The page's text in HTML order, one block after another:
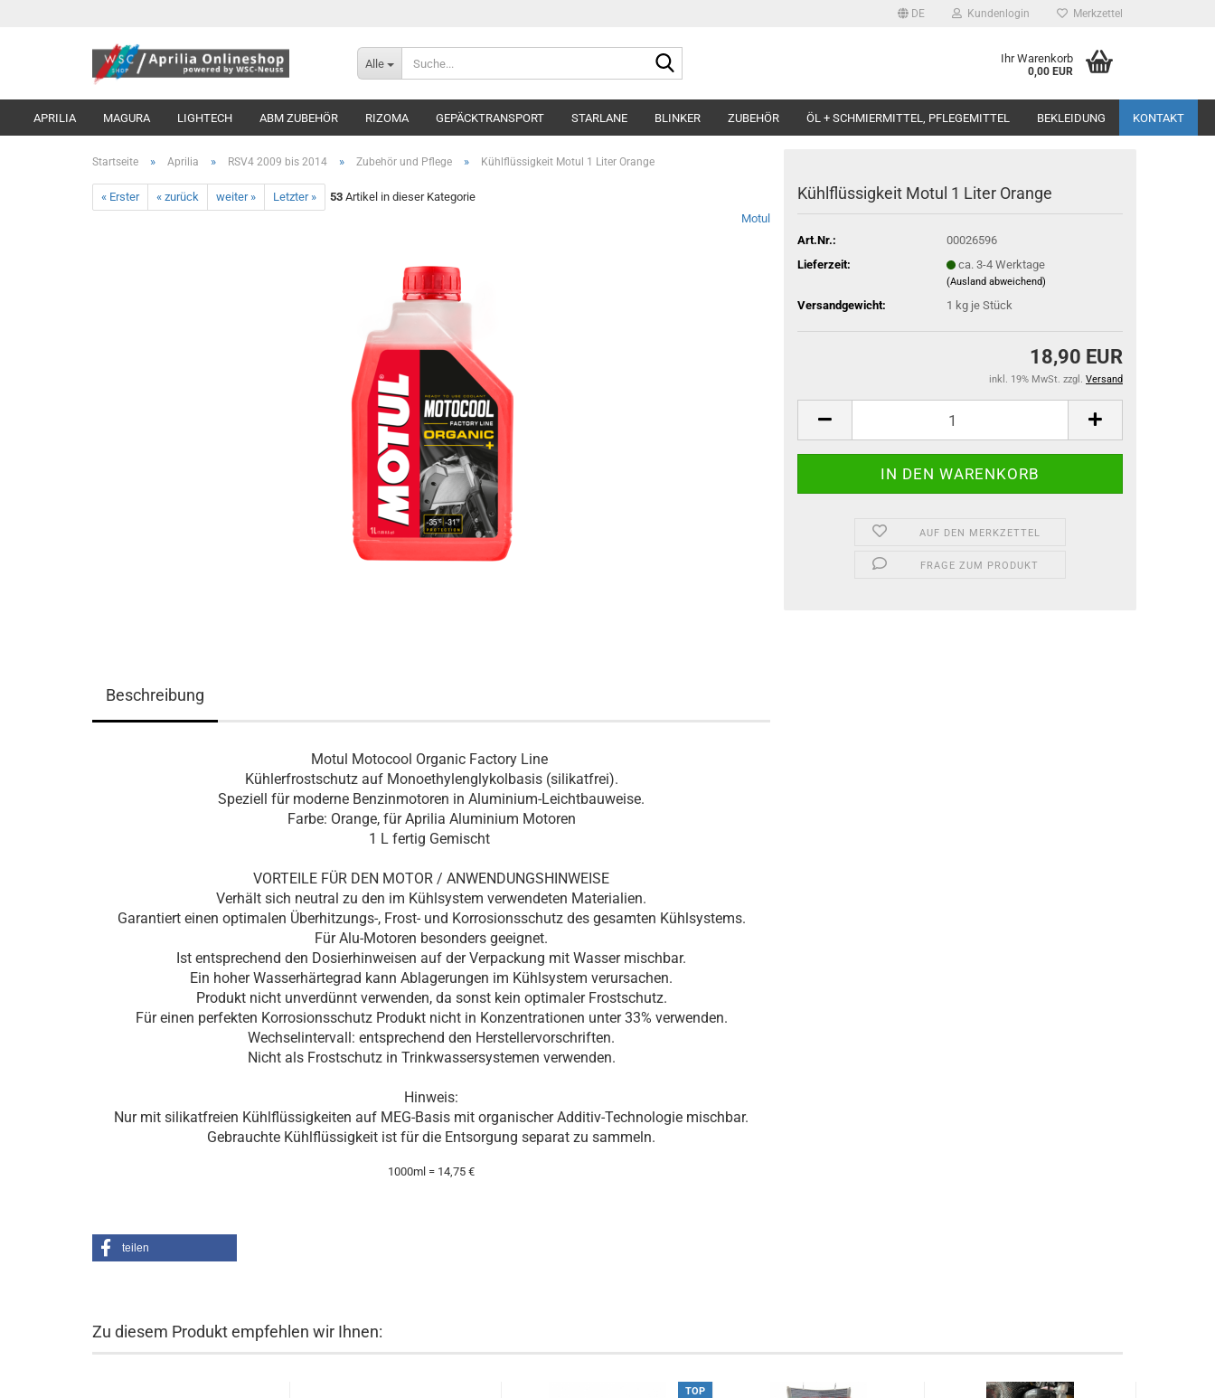
DE Kundenlogin Merkzettel
Alle Ihr Warenkorb
0,00 EUR
APRILIA MAGURA LIGHTECH ABM ZUBEHÖR RIZOMA GEPÄCKTRANSPORT STARLANE BLINKER ZUBEHÖR ÖL + SCHMIERMITTEL, PFLEGEMITTEL BEKLEIDUNG KONTAKT
Startseite » Aprilia » RSV4 2009 bis 2014 » Zubehör und Pflege » Kühlflüssigkeit Motul 1 Liter Orange
« Erster « zurück weiter » Letzter » 53 Artikel in dieser Kategorie
Motul
Kühlflüssigkeit Motul 1 Liter Orange
Art.Nr.:
00026596
Lieferzeit:
ca. 3-4 Werktage
(Ausland abweichend)
Versandgewicht: 1 kg je Stück
18,90 EUR
inkl. 19% MwSt. zzgl. Versand
AUF DEN MERKZETTEL
FRAGE ZUM PRODUKT
Beschreibung
Motul Motocool Organic Factory Line
Kühlerfrostschutz auf Monoethylenglykolbasis (silikatfrei).
Speziell für moderne Benzinmotoren in Aluminium-Leichtbauweise.
Farbe: Orange, für Aprilia Aluminium Motoren
1 L fertig Gemischt
VORTEILE FÜR DEN MOTOR / ANWENDUNGSHINWEISE
Verhält sich neutral zu den im Kühlsystem verwendeten Materialien.
Garantiert einen optimalen Überhitzungs-, Frost- und Korrosionsschutz des gesamten Kühlsystems.
Für Alu-Motoren besonders geeignet.
Ist entsprechend den Dosierhinweisen auf der Verpackung mit Wasser mischbar.
Ein hoher Wasserhärtegrad kann Ablagerungen im Kühlsystem verursachen.
Produkt nicht unverdünnt verwenden, da sonst kein optimaler Frostschutz.
Für einen perfekten Korrosionsschutz Produkt nicht in Konzentrationen unter 33% verwenden.
Wechselintervall: entsprechend den Herstellervorschriften.
Nicht als Frostschutz in Trinkwassersystemen verwenden.
Hinweis:
Nur mit silikatfreien Kühlflüssigkeiten auf MEG-Basis mit organischer Additiv-Technologie mischbar.
Gebrauchte Kühlflüssigkeit ist für die Entsorgung separat zu sammeln.
1000ml = 14,75 €
teilen
Zu diesem Produkt empfehlen wir Ihnen:
TOP